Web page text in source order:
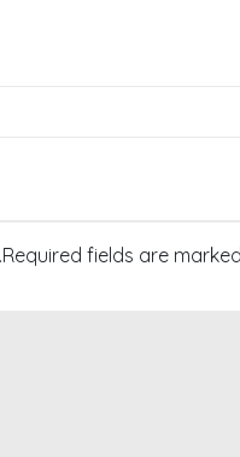
Required fields are marked